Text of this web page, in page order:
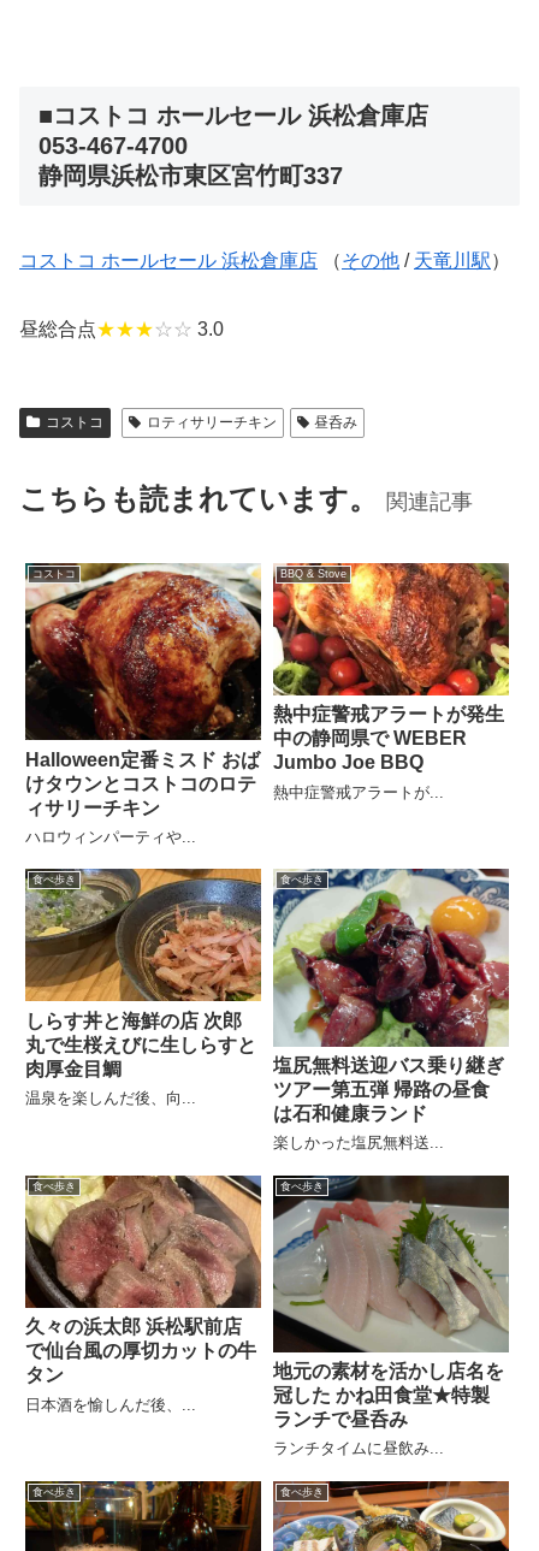
■コストコ ホールセール 浜松倉庫店
053-467-4700
静岡県浜松市東区宮竹町337
コストコ ホールセール 浜松倉庫店 （その他 / 天竜川駅）
昼総合点★★★☆☆ 3.0
コストコ ロティサリーチキン 昼呑み
こちらも読まれています。 関連記事
コストコ
Halloween定番ミスド おば
けタウンとコストコのロテ
ィサリーチキン
ハロウィンパーティや...
BBQ & Stove
熱中症警戒アラートが発生
中の静岡県で WEBER
Jumbo Joe BBQ
熱中症警戒アラートが...
食べ歩き
しらす丼と海鮮の店 次郎
丸で生桜えびに生しらすと
肉厚金目鯛
温泉を楽しんだ後、向...
食べ歩き
塩尻無料送迎バス乗り継ぎ
ツアー第五弾 帰路の昼食
は石和健康ランド
楽しかった塩尻無料送...
食べ歩き
久々の浜太郎 浜松駅前店
で仙台風の厚切カットの牛
タン
日本酒を愉しんだ後、...
食べ歩き
地元の素材を活かし店名を
冠した かね田食堂★特製
ランチで昼呑み
ランチタイムに昼飲み...
食べ歩き 食べ歩き